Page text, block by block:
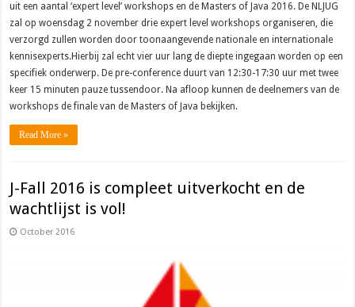
uit een aantal ‘expert level’ workshops en de Masters of Java 2016. De NLJUG
zal op woensdag 2 november drie expert level workshops organiseren, die
verzorgd zullen worden door toonaangevende nationale en internationale
kennisexperts.Hierbij zal echt vier uur lang de diepte ingegaan worden op een
specifiek onderwerp. De pre-conference duurt van 12:30-17:30 uur met twee
keer 15 minuten pauze tussendoor. Na afloop kunnen de deelnemers van de
workshops de finale van de Masters of Java bekijken.
Read More »
J-Fall 2016 is compleet uitverkocht en de
wachtlijst is vol!
October 2016